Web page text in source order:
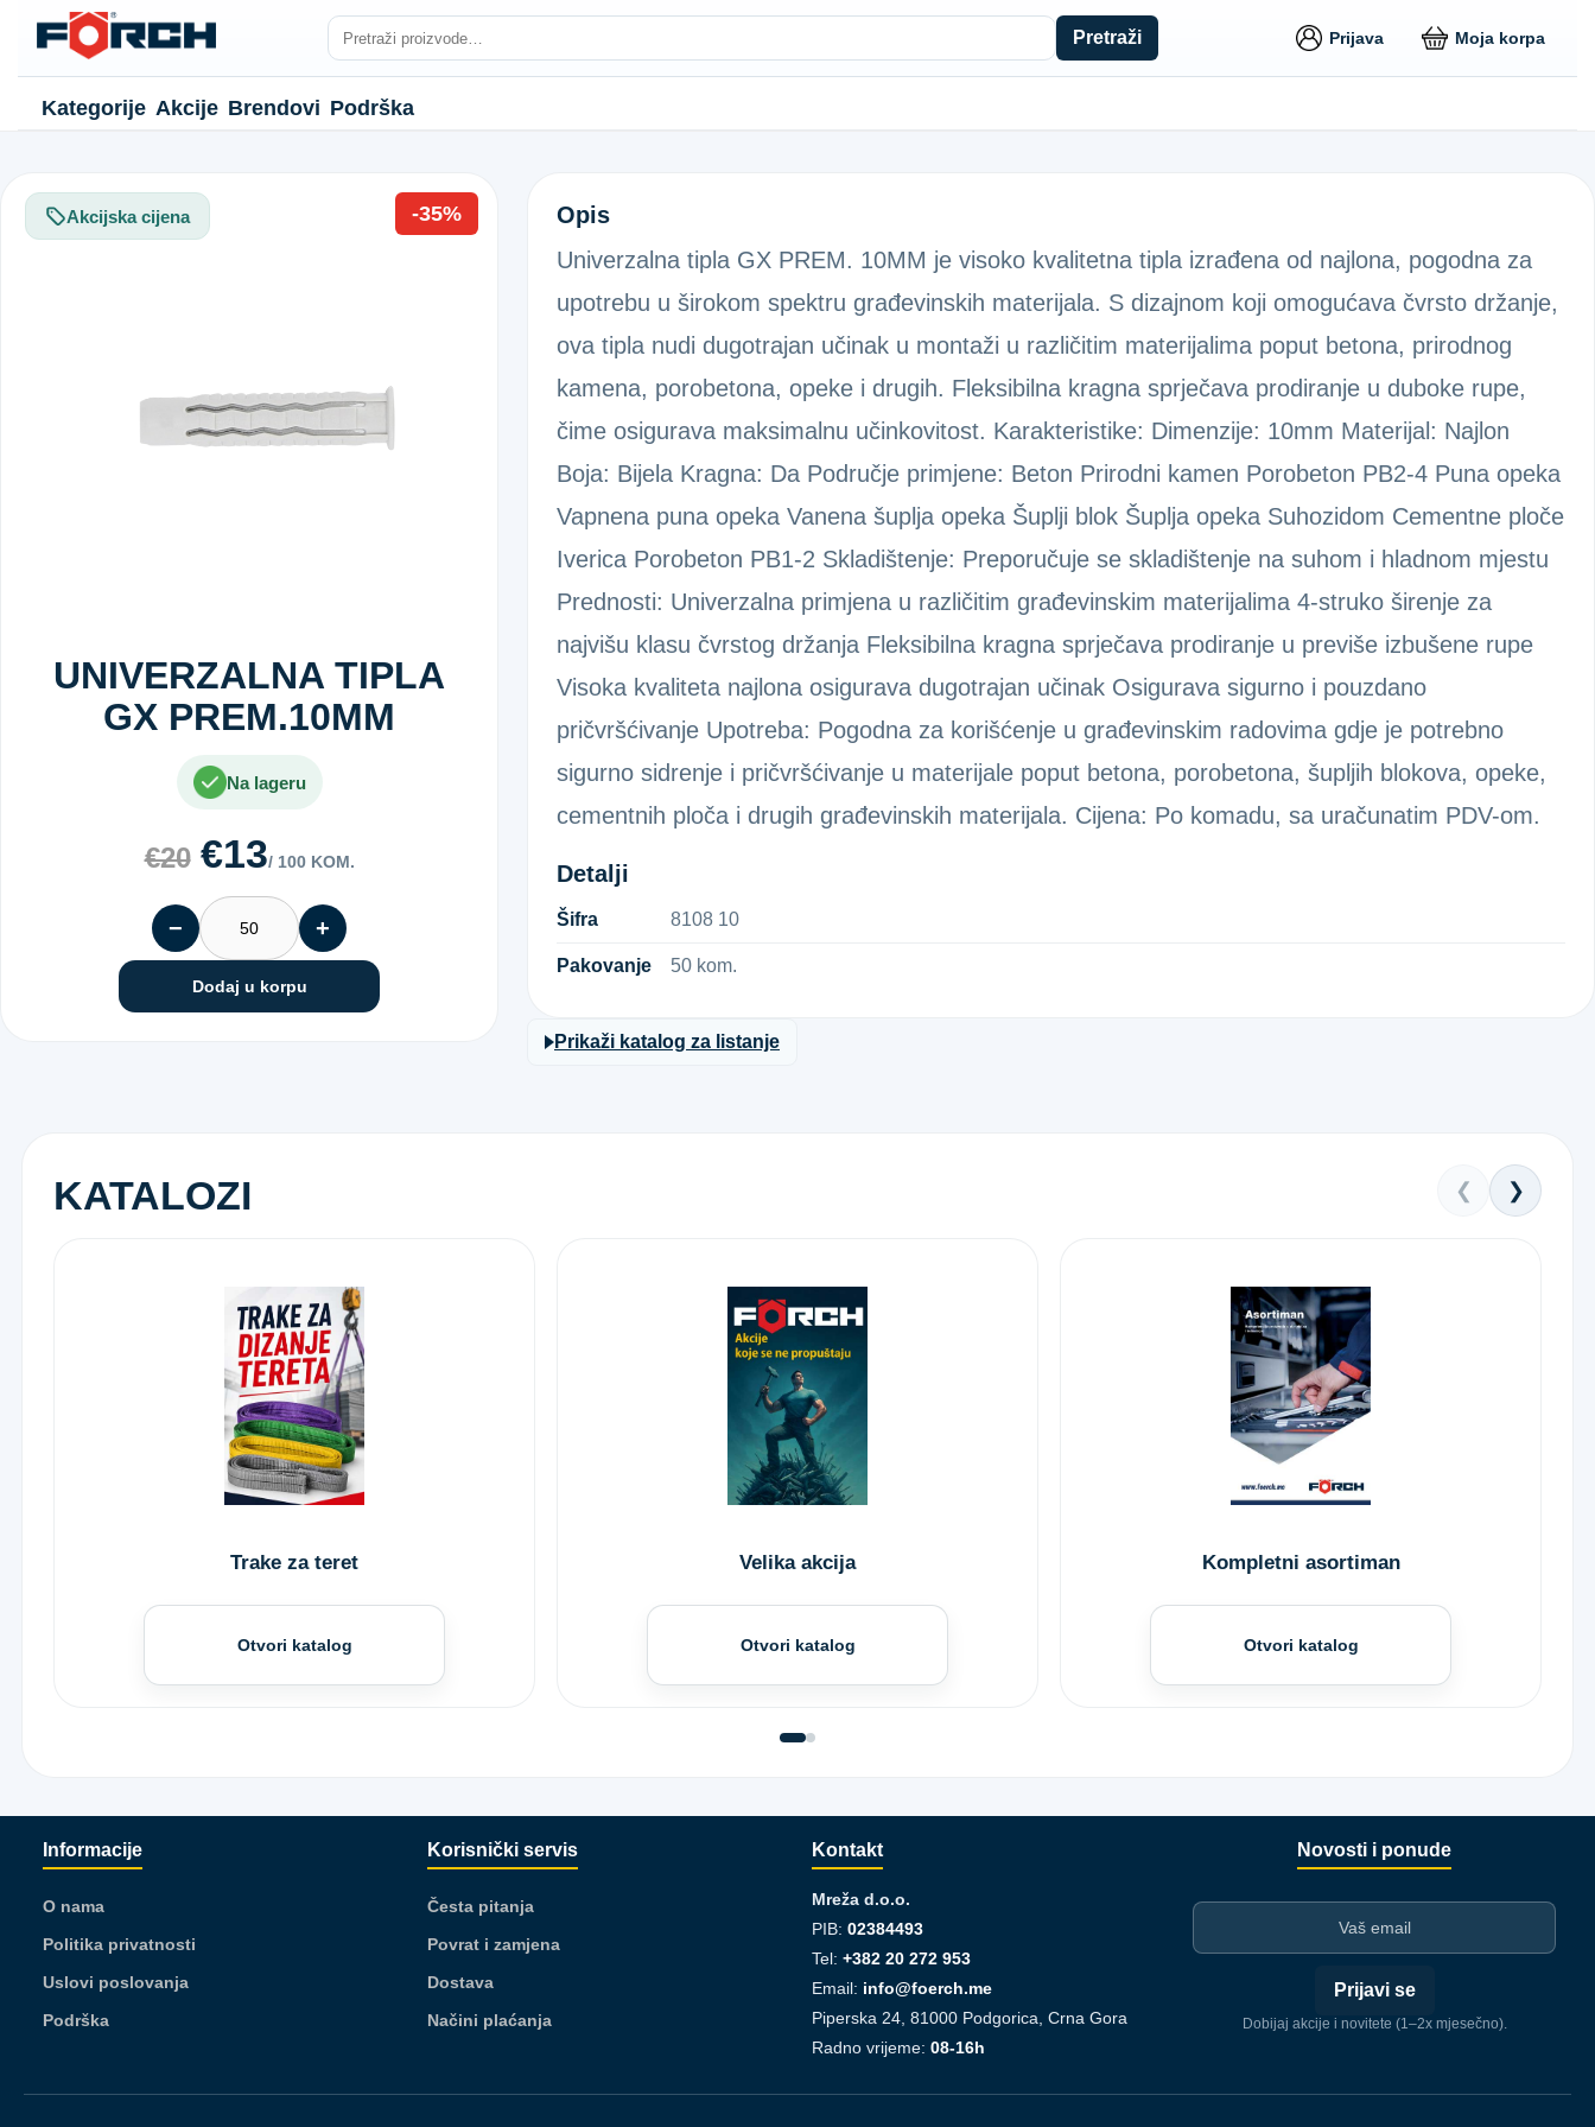
Pretraži Prijava Moja korpa
Kategorije Akcije Brendovi Podrška
Akcijska cijena -35%
UNIVERZALNA TIPLA
GX PREM.10MM
Na lageru
€20 €13/ 100 KOM.
− +
Dodaj u korpu
UNIVERZALNA TIPLA GX PREM.10MM
Opis
Univerzalna tipla GX PREM. 10MM je visoko kvalitetna tipla izrađena od najlona, pogodna za
upotrebu u širokom spektru građevinskih materijala. S dizajnom koji omogućava čvrsto držanje,
ova tipla nudi dugotrajan učinak u montaži u različitim materijalima poput betona, prirodnog
kamena, porobetona, opeke i drugih. Fleksibilna kragna sprječava prodiranje u duboke rupe,
čime osigurava maksimalnu učinkovitost. Karakteristike: Dimenzije: 10mm Materijal: Najlon
Boja: Bijela Kragna: Da Područje primjene: Beton Prirodni kamen Porobeton PB2-4 Puna opeka
Vapnena puna opeka Vanena šuplja opeka Šuplji blok Šuplja opeka Suhozidom Cementne ploče
Iverica Porobeton PB1-2 Skladištenje: Preporučuje se skladištenje na suhom i hladnom mjestu
Prednosti: Univerzalna primjena u različitim građevinskim materijalima 4-struko širenje za
najvišu klasu čvrstog držanja Fleksibilna kragna sprječava prodiranje u previše izbušene rupe
Visoka kvaliteta najlona osigurava dugotrajan učinak Osigurava sigurno i pouzdano
pričvršćivanje Upotreba: Pogodna za korišćenje u građevinskim radovima gdje je potrebno
sigurno sidrenje i pričvršćivanje u materijale poput betona, porobetona, šupljih blokova, opeke,
cementnih ploča i drugih građevinskih materijala. Cijena: Po komadu, sa uračunatim PDV-om.
Detalji
Šifra 8​1​0​8​ ​1​0​
Pakovanje 50 kom.
Prikaži katalog za listanje
KATALOZI ❮ ❯
Trake za teret
Otvori katalog
Velika akcija
Otvori katalog
Kompletni asortiman
Otvori katalog
Informacije
O nama
Politika privatnosti
Uslovi poslovanja
Podrška
Korisnički servis
Česta pitanja
Povrat i zamjena
Dostava
Načini plaćanja
Kontakt
Mreža d.o.o.
PIB: 02384493
Tel: +382 20 272 953
Email: info@foerch.me
Piperska 24, 81000 Podgorica, Crna Gora
Radno vrijeme: 08-16h
Novosti i ponude
Prijavi se
Dobijaj akcije i novitete (1–2x mjesečno).